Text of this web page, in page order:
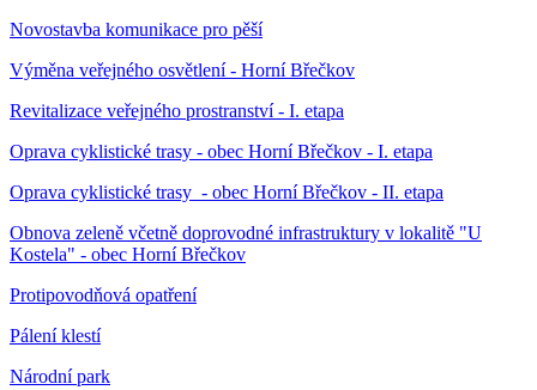
Novostavba komunikace pro pěší
Výměna veřejného osvětlení - Horní Břečkov
Revitalizace veřejného prostranství - I. etapa
Oprava cyklistické trasy - obec Horní Břečkov - I. etapa
Oprava cyklistické trasy - obec Horní Břečkov - II. etapa
Obnova zeleně včetně doprovodné infrastruktury v lokalitě "U
Kostela" - obec Horní Břečkov
Protipovodňová opatření
Pálení klestí
Národní park